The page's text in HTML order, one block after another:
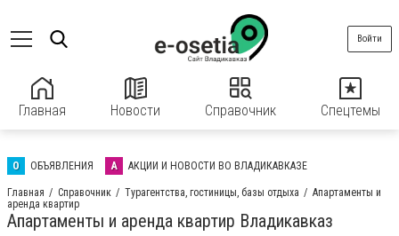
Главная Новости Справочник Спецтемы
Войти
О ОБЪЯВЛЕНИЯ А АКЦИИ И НОВОСТИ ВО ВЛАДИКАВКАЗЕ
Главная Справочник Турагентства, гостиницы, базы отдыха
Апартаменты и
аренда квартир
Апартаменты и аренда квартир Владикавказ